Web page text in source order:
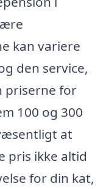
kan variere
den service,
priserne for
100 og 300
at
pris ikke altid
for din kat,